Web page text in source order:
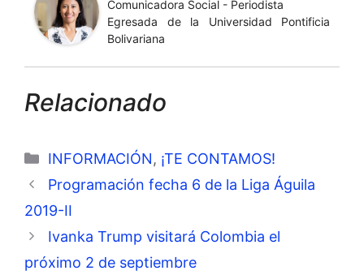
Comunicadora Social - Periodista
Egresada de la Universidad Pontificia
Bolivariana
Relacionado
Categorías
INFORMACIÓN, ¡TE CONTAMOS!
Programación fecha 6 de la Liga Águila
2019-II
Ivanka Trump visitará Colombia el
próximo 2 de septiembre